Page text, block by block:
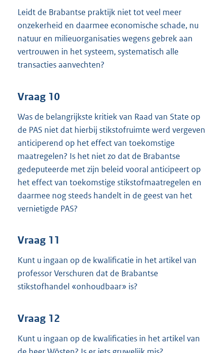
Leidt de Brabantse praktijk niet tot veel meer
onzekerheid en daarmee economische schade, nu
natuur en milieuorganisaties wegens gebrek aan
vertrouwen in het systeem, systematisch alle
transacties aanvechten?
Vraag 10
Was de belangrijkste kritiek van Raad van State op
de PAS niet dat hierbij stikstofruimte werd vergeven
anticiperend op het effect van toekomstige
maatregelen? Is het niet zo dat de Brabantse
gedeputeerde met zijn beleid vooral anticipeert op
het effect van toekomstige stikstofmaatregelen en
daarmee nog steeds handelt in de geest van het
vernietigde PAS?
Vraag 11
Kunt u ingaan op de kwalificatie in het artikel van
professor Verschuren dat de Brabantse
stikstofhandel «onhoudbaar» is?
Vraag 12
Kunt u ingaan op de kwalificaties in het artikel van